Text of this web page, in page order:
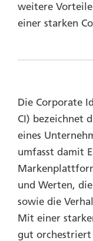
weitere
einer starken
Die Corporate
CI) bezeichnet
eines
umfasst damit
und Werten,
sowie die
Mit einer
gut orchestriert